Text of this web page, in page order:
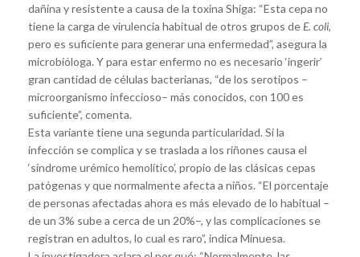
dañina y resistente a causa de la toxina Shiga: “Esta cepa no
tiene la carga de virulencia habitual de otros grupos de E. coli,
pero es suficiente para generar una enfermedad”, asegura la
microbióloga. Y para estar enfermo no es necesario ‘ingerir’
gran cantidad de células bacterianas, “de los serotipos –
microorganismo infeccioso– más conocidos, con 100 es
suficiente”, comenta.
Esta variante tiene una segunda particularidad. Si la
infección se complica y se traslada a los riñones causa el
‘síndrome urémico hemolítico’, propio de las clásicas cepas
patógenas y que normalmente afecta a niños. “El porcentaje
de personas afectadas ahora es más elevado de lo habitual –
de un 3% sube a cerca de un 20%–, y las complicaciones se
registran en adultos, lo cual es raro”, indica Minuesa.